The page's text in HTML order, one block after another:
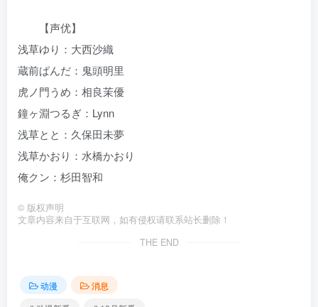
【声优】
浅草ゆり：大西沙織
蔵前ぱんだ：鬼頭明里
虎ノ門うめ：相良茉優
鐘ヶ淵つるぎ：Lynn
浅草とと：久保田未夢
浅草かおり：水橋かおり
俺クン：杉田智和
© 版权声明
文章内容来自于互联网，如有侵权请联系站长删除！
THE END
动漫
消息